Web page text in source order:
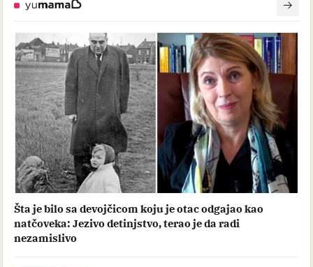
Šta je bilo sa devojčicom koju je otac odgajao kao
natčoveka: Jezivo detinjstvo, terao je da radi
nezamislivo